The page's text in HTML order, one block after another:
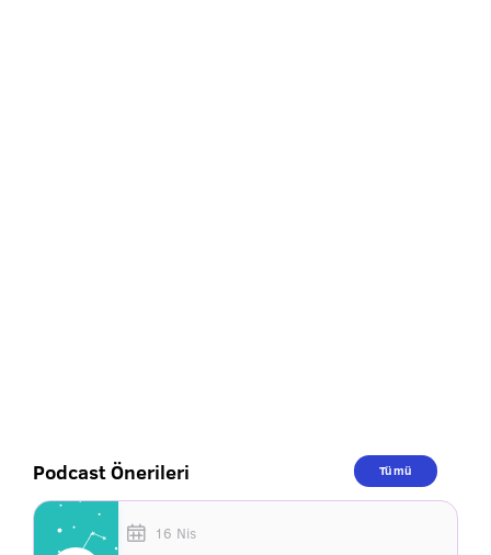
Podcast Önerileri Tümü
16 Nis